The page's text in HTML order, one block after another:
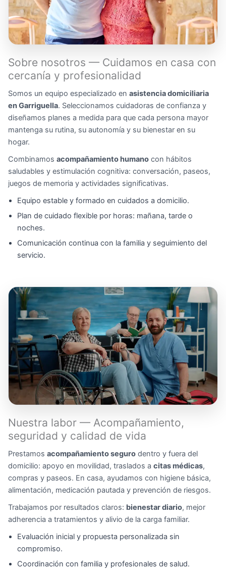
Sobre nosotros — Cuidamos en casa con
cercanía y profesionalidad
Somos un equipo especializado en asistencia domiciliaria
en Garriguella. Seleccionamos cuidadoras de confianza y
diseñamos planes a medida para que cada persona mayor
mantenga su rutina, su autonomía y su bienestar en su
hogar.
Combinamos acompañamiento humano con hábitos
saludables y estimulación cognitiva: conversación, paseos,
juegos de memoria y actividades significativas.
Equipo estable y formado en cuidados a domicilio.
Plan de cuidado flexible por horas: mañana, tarde o
noches.
Comunicación continua con la familia y seguimiento del
servicio.
Nuestra labor — Acompañamiento,
seguridad y calidad de vida
Prestamos acompañamiento seguro dentro y fuera del
domicilio: apoyo en movilidad, traslados a citas médicas,
compras y paseos. En casa, ayudamos con higiene básica,
alimentación, medicación pautada y prevención de riesgos.
Trabajamos por resultados claros: bienestar diario, mejor
adherencia a tratamientos y alivio de la carga familiar.
Evaluación inicial y propuesta personalizada sin
compromiso.
Coordinación con familia y profesionales de salud.